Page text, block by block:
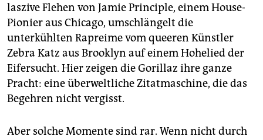
laszive Flehen von Jamie Principle, einem House-
Pionier aus Chicago, umschlängelt die
unterkühlten Rapreime vom queeren Künstler
Zebra Katz aus Brooklyn auf einem Hohelied der
Eifersucht. Hier zeigen die Gorillaz ihre ganze
Pracht: eine überweltliche Zitatmaschine, die das
Begehren nicht vergisst.
Aber solche Momente sind rar. Wenn nicht durch